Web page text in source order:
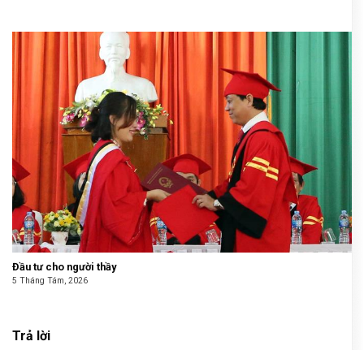
Đầu tư cho người thầy
5 Tháng Tám, 2026
Trả lời